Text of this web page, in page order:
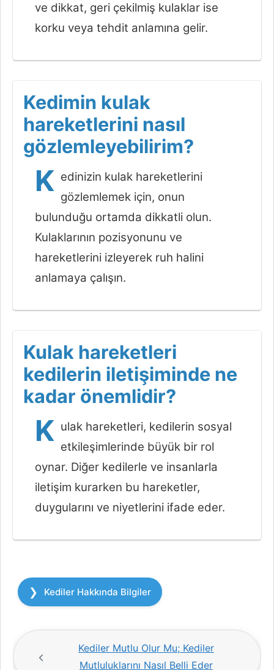
ve dikkat, geri çekilmiş kulaklar ise
korku veya tehdit anlamına gelir.
Kedimin kulak
hareketlerini nasıl
gözlemleyebilirim?
K edinizin kulak hareketlerini
gözlemlemek için, onun
bulunduğu ortamda dikkatli olun.
Kulaklarının pozisyonunu ve
hareketlerini izleyerek ruh halini
anlamaya çalışın.
Kulak hareketleri
kedilerin iletişiminde ne
kadar önemlidir?
K ulak hareketleri, kedilerin sosyal
etkileşimlerinde büyük bir rol
oynar. Diğer kedilerle ve insanlarla
iletişim kurarken bu hareketler,
duygularını ve niyetlerini ifade eder.
Kategoriler
Kediler Hakkında Bilgiler
Kediler Mutlu Olur Mu; Kediler
Mutluluklarını Nasıl Belli Eder